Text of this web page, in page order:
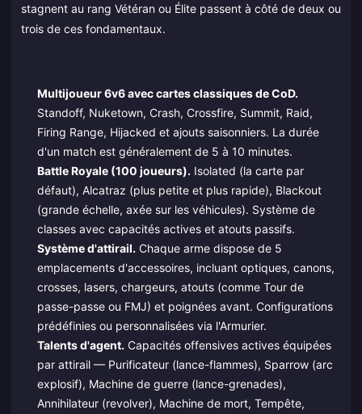
stagnent au rang Vétéran ou Élite passent à côté de deux ou
trois de ces fondamentaux.
Multijoueur 6v6 avec cartes classiques de CoD.
Standoff, Nuketown, Crash, Crossfire, Summit, Raid,
Firing Range, Hijacked et ajouts saisonniers. La durée
d'un match est généralement de 5 à 10 minutes.
Battle Royale (100 joueurs). Isolated (la carte par
défaut), Alcatraz (plus petite et plus rapide), Blackout
(grande échelle, axée sur les véhicules). Système de
classes avec capacités actives et atouts passifs.
Système d'attirail. Chaque arme dispose de 5
emplacements d'accessoires, incluant optiques, canons,
crosses, lasers, chargeurs, atouts (comme Tour de
passe-passe ou FMJ) et poignées avant. Configurations
prédéfinies ou personnalisées via l'Armurier.
Talents d'agent. Capacités offensives actives équipées
par attirail — Purificateur (lance-flammes), Sparrow (arc
explosif), Machine de guerre (lance-grenades),
Annihilateur (revolver), Machine de mort, Tempête,